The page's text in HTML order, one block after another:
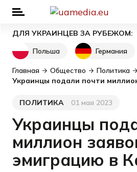
ДЛЯ УКРАИНЦЕВ ЗА РУБЕЖОМ:
Польша
Германия
Главная Общество
Политика
Категория
ПОЛИТИКА
Дата публикации
01 мая 2023
Украинцы
миллион
эмиграцию в